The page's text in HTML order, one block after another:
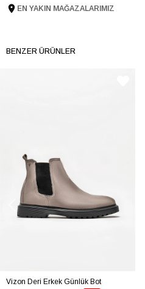
Tema Chaining
EN YAKIN MAĞAZALARIMIZ
BENZER ÜRÜNLER
Vizon Deri Erkek Günlük Bot